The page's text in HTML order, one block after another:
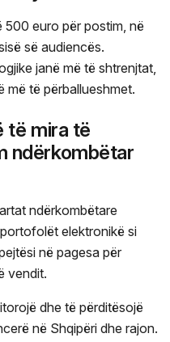
500 euro për postim, në
së audiencës.
janë më të shtrenjtat,
më të përballueshmet.
të mira të
ndërkombëtar
ndërkombëtare
elektronikë si
në pagesa për
vendit.
dhe të përditësojë
në Shqipëri dhe rajon.